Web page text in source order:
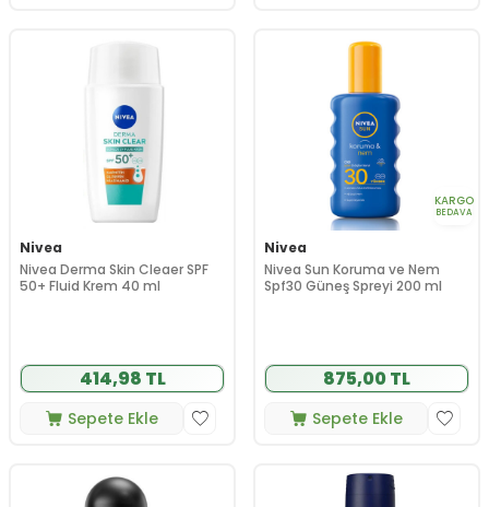
Nivea
Nivea Derma Skin Cleaer SPF
50+ Fluid Krem 40 ml
414,98 TL
Sepete Ekle
KARGO
BEDAVA
Nivea
Nivea Sun Koruma ve Nem
Spf30 Güneş Spreyi 200 ml
875,00 TL
Sepete Ekle